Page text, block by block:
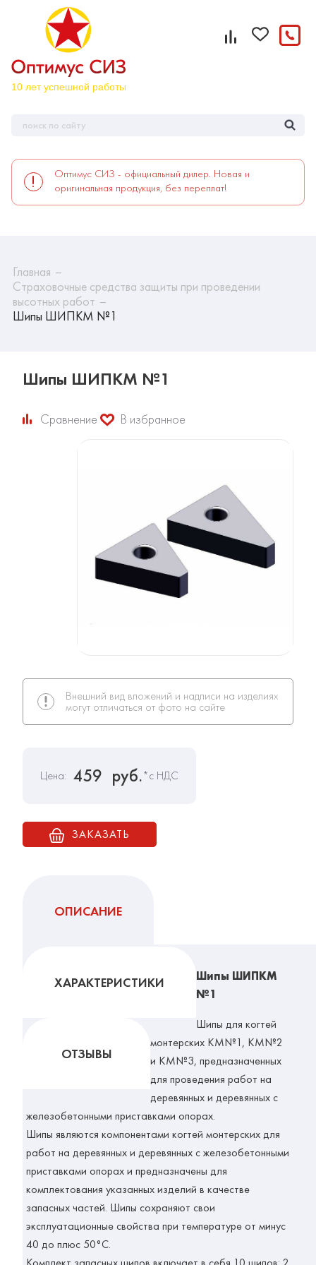
Оптимус СИЗ - официальный дилер. Новая и
оригинальная продукция, без переплат!
Главная
Страховочные средства защиты при проведении
высотных работ
Шипы ШИПКМ №1
Шипы ШИПКМ №1
Сравнение В избранное
Внешний вид вложений и надписи на изделиях
могут отличаться от фото на сайте
Цена: 459 руб.*с НДС
ЗАКАЗАТЬ
ОПИСАНИЕ
ХАРАКТЕРИСТИКИ
ОТЗЫВЫ
Шипы ШИПКМ
№1
Шипы для когтей
монтерских КМ№1, КМ№2
и КМ№3, предназначенных
для проведения работ на
деревянных и деревянных с
железобетонными приставками опорах.
Шипы являются компонентами когтей монтерских для
работ на деревянных и деревянных с железобетонными
приставками опорах и предназначены для
комплектования указанных изделий в качестве
запасных частей. Шипы сохраняют свои
эксплуатационные свойства при температуре от минус
40 до плюс 50°С.